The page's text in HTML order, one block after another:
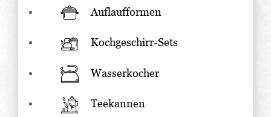
Auflaufformen
Kochgeschirr-Sets
Wasserkocher
Teekannen